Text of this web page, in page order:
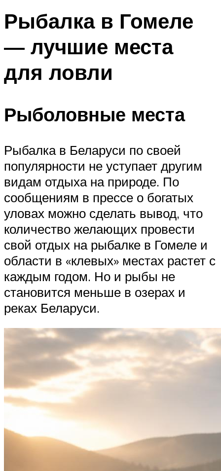
Рыбалка в Гомеле
— лучшие места
для ловли
Рыболовные места
Рыбалка в Беларуси по своей
популярности не уступает другим
видам отдыха на природе. По
сообщениям в прессе о богатых
уловах можно сделать вывод, что
количество желающих провести
свой отдых на рыбалке в Гомеле и
области в «клевых» местах растет с
каждым годом. Но и рыбы не
становится меньше в озерах и
реках Беларуси.